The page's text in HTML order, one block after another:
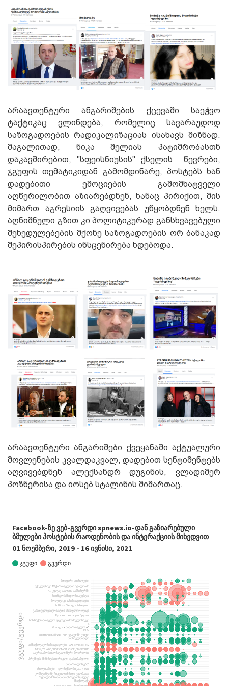
არაავთენტური ანგარიშების ქცევაში საეჭვო
ტაქტიკაც ვლინდება, რომელიც სავარაუდოდ
საზოგადოების რადიკალიზაციას ისახავს მიზნად.
მაგალითად, ნიკა მელიას პატიმრობასთნ
დაკავშირებით, "სფეისნიუსის" ქსელის წევრები,
ჯგუფის თემატიკიდან გამომდინარე, პოსტებს ხან
დადებითი ემოციების გამომხატველი
აღწერილობით აზიარებდნენ, ხანაც პირიქით, მის
მიმართ აგრესიის გაღვივებას უწყობდნენ ხელს.
აღნიშნული გზით კი პოლიტიკურად განსხვავებული
შეხედულებების მქონე საზოგადოების ორ ბანაკად
შეპირისპირების ინსცენირება ხდებოდა.
არაავთენტური ანგარიშები ქვეყანაში აქტუალური
მოვლენების კვალდაკვალ, დადებით სენტიმენტებს
აღვივებდნენ ალექსანდრ დუგინის, ვლადიმერ
პოზნერისა და იოსებ სტალინის მიმართაც.